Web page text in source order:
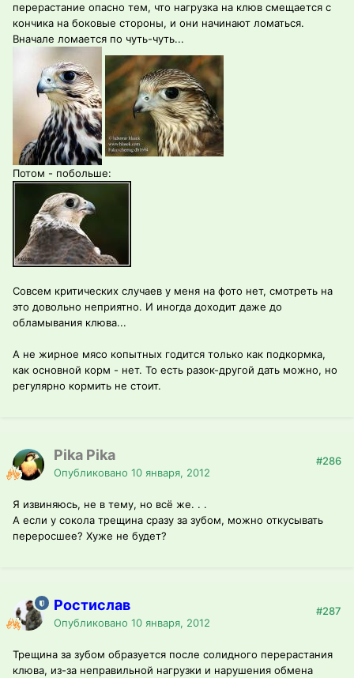
перерастание опасно тем, что нагрузка на клюв смещается с
кончика на боковые стороны, и они начинают ломаться.
Вначале ломается по чуть-чуть...
Потом - побольше:
Совсем критических случаев у меня на фото нет, смотреть на
это довольно неприятно. И иногда доходит даже до
обламывания клюва...
А не жирное мясо копытных годится только как подкормка,
как основной корм - нет. То есть разок-другой дать можно, но
регулярно кормить не стоит.
Pika Pika
Опубликовано 10 января, 2012
#286
Я извиняюсь, не в тему, но всё же. . .
А если у сокола трещина сразу за зубом, можно откусывать
переросшее? Хуже не будет?
Ростислав
Опубликовано 10 января, 2012
#287
Трещина за зубом образуется после солидного перерастания
клюва, из-за неправильной нагрузки и нарушения обмена